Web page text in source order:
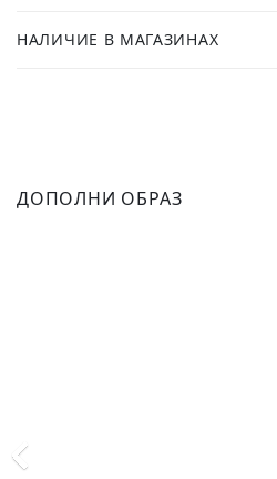
НАЛИЧИЕ В МАГАЗИНАХ
ДОПОЛНИ ОБРАЗ